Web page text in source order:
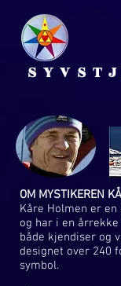
OM MYSTIKEREN
Kåre Holmen er
og har i en
både kjendiser og
designet over 240
symbol.